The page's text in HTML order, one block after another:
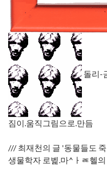
돌리-
짐이.움직그림으로.만듬
/// 최재천의 글 '동물들도
생물학자 로벭.마^ㅏㄾ헬